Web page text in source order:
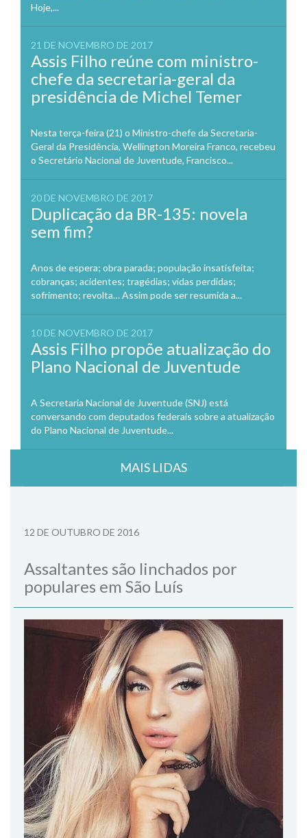
Hoje,...
21 DE NOVEMBRO DE 2017
Assis Filho reúne com ministro-
chefe da secretaria-geral da
presidência de Michel Temer
Nesta terça-feira (21) o Ministro-chefe da Secretaria-
Geral da Presidência, Wellington Moreira Franco, recebeu
o Secretário Nacional de Juventude, Francisco...
20 DE NOVEMBRO DE 2017
Duplicação da BR-135: novela
sem fim?
Anos de espera; obra parada; população insatisfeita;
cobranças; acidentes; tragédias; vidas perdidas;
sofrimento; revolta… Assim pode ser resumida a...
10 DE NOVEMBRO DE 2017
Assis Filho propõe atualização do
Plano Nacional de Juventude
A Secretaria Nacional de Juventude (SNJ) está
conversando com deputados federais sobre a atualização
do Plano Nacional de Juventude...
MAIS LIDAS
12 DE OUTUBRO DE 2016
Assaltantes são linchados por
populares em São Luís